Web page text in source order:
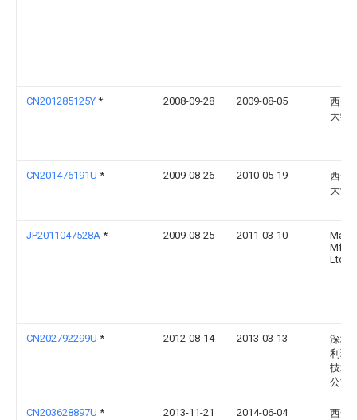
CN201285125Y * 2008-09-28 2009-08-05
西安
大学
CN201476191U * 2009-08-26 2010-05-19
西安
大学
JP2011047528A * 2009-08-25 2011-03-10
Mfg
Ltd
CN202792299U * 2012-08-14 2013-03-13
深圳
利玛
技术
公司
CN203628897U * 2013-11-21 2014-06-04
西安